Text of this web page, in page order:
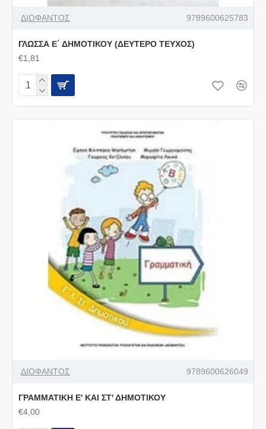
ΔΙΟΦΑΝΤΟΣ 9789600625783
ΓΛΩΣΣΑ Ε΄ ΔΗΜΟΤΙΚΟΥ (ΔΕΥΤΕΡΟ ΤΕΥΧΟΣ)
€1,81
ΔΙΟΦΑΝΤΟΣ 9789600626049
ΓΡΑΜΜΑΤΙΚΗ Ε' ΚΑΙ ΣΤ' ΔΗΜΟΤΙΚΟΥ
€4,00